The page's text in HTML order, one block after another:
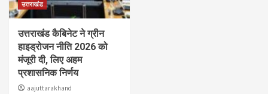
उत्तराखंड
उत्तराखंड कैबिनेट ने ग्रीन
हाइड्रोजन नीति 2026 को
मंजूरी दी, लिए अहम
प्रशासनिक निर्णय
aajuttarakhand